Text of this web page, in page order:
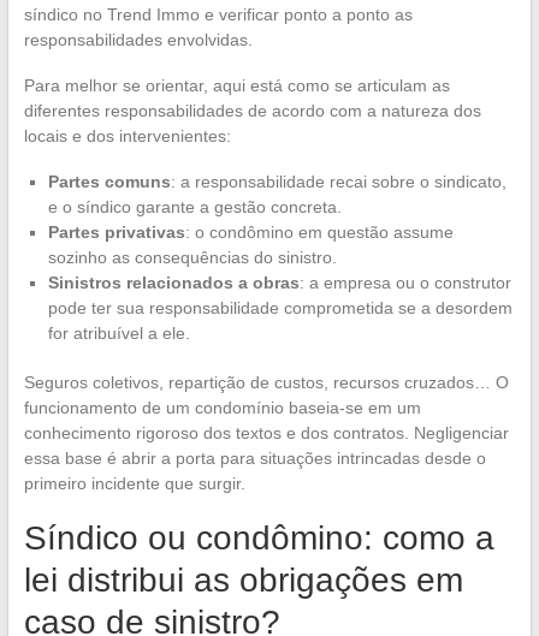
síndico no Trend Immo e verificar ponto a ponto as
responsabilidades envolvidas.
Para melhor se orientar, aqui está como se articulam as
diferentes responsabilidades de acordo com a natureza dos
locais e dos intervenientes:
Partes comuns: a responsabilidade recai sobre o sindicato,
e o síndico garante a gestão concreta.
Partes privativas: o condômino em questão assume
sozinho as consequências do sinistro.
Sinistros relacionados a obras: a empresa ou o construtor
pode ter sua responsabilidade comprometida se a desordem
for atribuível a ele.
Seguros coletivos, repartição de custos, recursos cruzados… O
funcionamento de um condomínio baseia-se em um
conhecimento rigoroso dos textos e dos contratos. Negligenciar
essa base é abrir a porta para situações intrincadas desde o
primeiro incidente que surgir.
Síndico ou condômino: como a
lei distribui as obrigações em
caso de sinistro?